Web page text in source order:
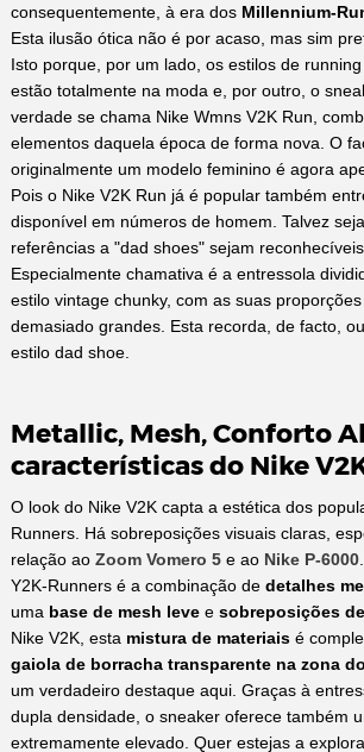
consequentemente, à era dos Millennium-
Esta ilusão ótica não é por acaso, mas sim
Isto porque, por um lado, os estilos de
estão totalmente na moda e, por outro, o
verdade se chama Nike Wmns V2K Run,
elementos daquela época de forma nova. O
originalmente um modelo feminino é agora
Pois o Nike V2K Run já é popular também
disponível em números de homem. Talvez
referências a "dad shoes" sejam
Especialmente chamativa é a entressola
estilo vintage chunky, com as suas
demasiado grandes. Esta recorda, de facto,
estilo dad shoe.
Metallic, Mesh, Conforto
características do Nike
O look do Nike V2K capta a estética dos
Runners. Há sobreposições visuais claras,
relação ao Zoom Vomero 5e ao Nike P-6000
Y2K-Runners é a combinação de detalhes
uma base de mesh levee sobreposições
Nike V2K, esta mistura de materiaisé
gaiola de borracha transparente na zona
um verdadeiro destaque aqui. Graças à
dupla densidade, o sneaker oferece também
extremamente elevado. Quer estejas a